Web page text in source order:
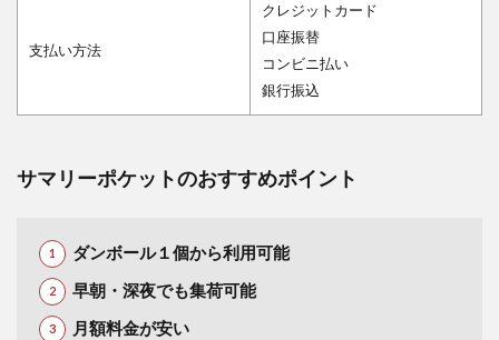
支払い方法
クレジットカード
口座振替
コンビニ払い
銀行振込
サマリーポケットのおすすめポイント
ダンボール１個から利用可能
早朝・深夜でも集荷可能
月額料金が安い